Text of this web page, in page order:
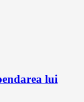
lui